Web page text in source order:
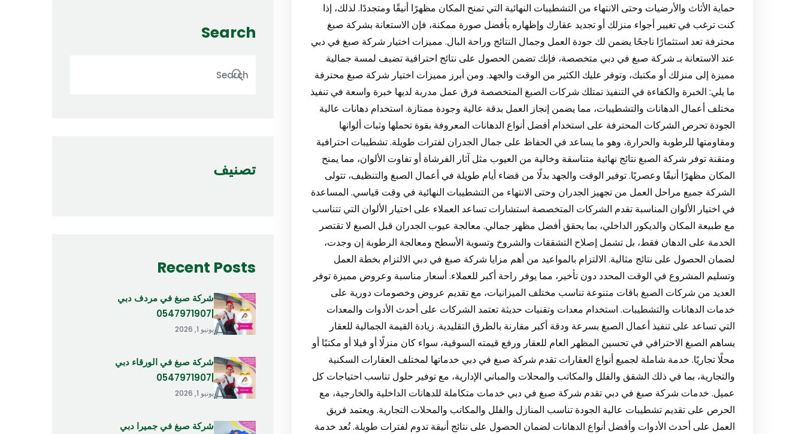
حماية الأثاث والأرضيات وحتى الانتهاء من التشطيبات النهائية التي تمنح المكان مظهرًا أنيقًا ومتجددًا. لذلك، إذا
كنت ترغب في تغيير أجواء منزلك أو تجديد عقارك وإظهاره بأفضل صورة ممكنة، فإن الاستعانة بشركة صبغ
محترفة تعد استثمارًا ناجحًا يضمن لك جودة العمل وجمال النتائج وراحة البال. مميزات اختيار شركة صبغ في دبي
عند الاستعانة بـ شركة صبغ في دبي متخصصة، فإنك تضمن الحصول على نتائج احترافية تضيف لمسة جمالية
مميزة إلى منزلك أو مكتبك، وتوفر عليك الكثير من الوقت والجهد. ومن أبرز مميزات اختيار شركة صبغ محترفة
ما يلي: الخبرة والكفاءة في التنفيذ تمتلك شركات الصبغ المتخصصة فرق عمل مدربة لديها خبرة واسعة في تنفيذ
مختلف أعمال الدهانات والتشطيبات، مما يضمن إنجاز العمل بدقة عالية وجودة ممتازة. استخدام دهانات عالية
الجودة تحرص الشركات المحترفة على استخدام أفضل أنواع الدهانات المعروفة بقوة تحملها وثبات ألوانها
ومقاومتها للرطوبة والحرارة، وهو ما يساعد في الحفاظ على جمال الجدران لفترات طويلة. تشطيبات احترافية
ومتقنة توفر شركة الصبغ نتائج نهائية متناسقة وخالية من العيوب مثل آثار الفرشاة أو تفاوت الألوان، مما يمنح
المكان مظهرًا أنيقًا وعصريًا. توفير الوقت والجهد بدلًا من قضاء أيام طويلة في أعمال الصبغ والتنظيف، تتولى
الشركة جميع مراحل العمل من تجهيز الجدران وحتى الانتهاء من التشطيبات النهائية في وقت قياسي. المساعدة
في اختيار الألوان المناسبة تقدم الشركات المتخصصة استشارات تساعد العملاء على اختيار الألوان التي تتناسب
مع طبيعة المكان والديكور الداخلي، بما يحقق أفضل مظهر جمالي. معالجة عيوب الجدران قبل الصبغ لا تقتصر
الخدمة على الدهان فقط، بل تشمل إصلاح التشققات والشروخ وتسوية الأسطح ومعالجة الرطوبة إن وجدت،
لضمان الحصول على نتائج مثالية. الالتزام بالمواعيد من أهم مزايا شركة صبغ في دبي الالتزام بخطة العمل
وتسليم المشروع في الوقت المحدد دون تأخير، مما يوفر راحة أكبر للعملاء. أسعار مناسبة وعروض مميزة توفر
العديد من شركات الصبغ باقات متنوعة تناسب مختلف الميزانيات، مع تقديم عروض وخصومات دورية على
خدمات الدهانات والتشطيبات. استخدام معدات وتقنيات حديثة تعتمد الشركات على أحدث الأدوات والمعدات
التي تساعد على تنفيذ أعمال الصبغ بسرعة ودقة أكبر مقارنة بالطرق التقليدية. زيادة القيمة الجمالية للعقار
يساهم الصبغ الاحترافي في تحسين المظهر العام للعقار ورفع قيمته السوقية، سواء كان منزلًا أو فيلا أو مكتبًا أو
محلًا تجاريًا. خدمة شاملة لجميع أنواع العقارات تقدم شركة صبغ في دبي خدماتها لمختلف العقارات السكنية
والتجارية، بما في ذلك الشقق والفلل والمكاتب والمحلات والمباني الإدارية، مع توفير حلول تناسب احتياجات كل
عميل. خدمات شركة صبغ في دبي تقدم شركة صبغ في دبي خدمات متكاملة للدهانات الداخلية والخارجية، مع
الحرص على تقديم تشطيبات عالية الجودة تناسب المنازل والفلل والمكاتب والمحلات التجارية. ويعتمد فريق
العمل على أحدث الأدوات وأفضل أنواع الدهانات لضمان الحصول على نتائج أنيقة تدوم لفترات طويلة. تُعد خدمة
Search
تصنيف
Recent Posts
شركة صبغ في مردف دبي
يونيو 1, 2026
شركة صبغ في الورقاء دبي
يونيو 1, 2026
شركة صبغ في جميرا دبي